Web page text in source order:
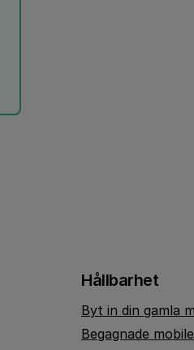
Hållbarhet
Byt in din gamla
Begagnade